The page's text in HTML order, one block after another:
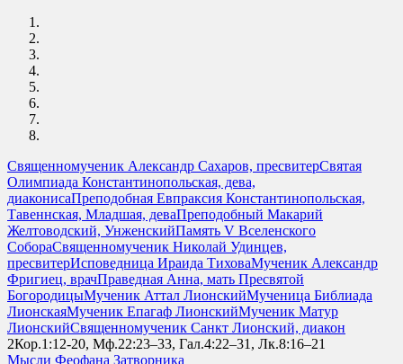
Священномученик Александр Сахаров, пресвитерСвятая
Олимпиада Константинопольская, дева,
диаконисаПреподобная Евпраксия Константинопольская,
Тавеннская, Младшая, деваПреподобный Макарий
Желтоводский, УнженскийПамять V Вселенского
СобораСвященномученик Николай Удинцев,
пресвитерИсповедница Ираида ТиховаМученик Александр
Фригиец, врачПраведная Анна, мать Пресвятой
БогородицыМученик Аттал ЛионскийМученица Библиада
ЛионскаяМученик Епагаф ЛионскийМученик Матур
ЛионскийСвященномученик Санкт Лионский, диакон
2Кор.1:12-20, Мф.22:23–33, Гал.4:22–31, Лк.8:16–21
Мысли Феофана Затворника